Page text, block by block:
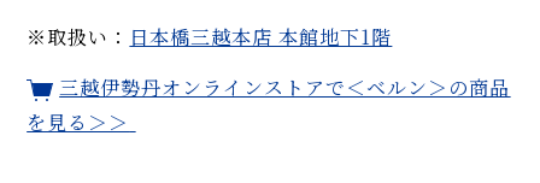
※取扱い： 日本橋三越本店 本館地下1階
三越伊勢丹オンラインストアで＜ベルン＞の商品
を見る＞＞